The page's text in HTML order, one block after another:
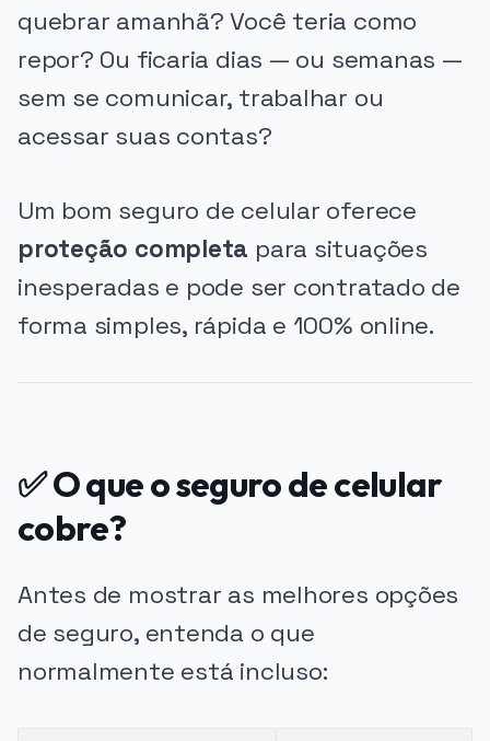
quebrar amanhã? Você teria como
repor? Ou ficaria dias — ou semanas —
sem se comunicar, trabalhar ou
acessar suas contas?
Um bom seguro de celular oferece
proteção completa para situações
inesperadas e pode ser contratado de
forma simples, rápida e 100% online.
✅ O que o seguro de celular
cobre?
Antes de mostrar as melhores opções
de seguro, entenda o que
normalmente está incluso: